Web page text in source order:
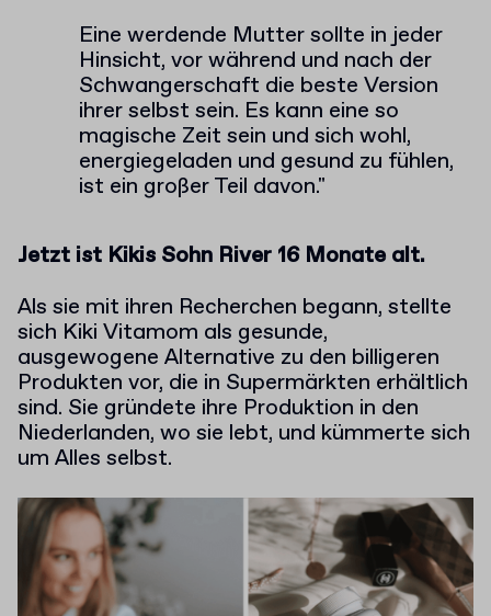
Eine werdende Mutter sollte in jeder
Hinsicht, vor während und nach der
Schwangerschaft die beste Version
ihrer selbst sein. Es kann eine so
magische Zeit sein und sich wohl,
energiegeladen und gesund zu fühlen,
ist ein großer Teil davon."
Jetzt ist Kikis Sohn River 16 Monate alt.
Als sie mit ihren Recherchen begann, stellte
sich Kiki Vitamom als gesunde,
ausgewogene Alternative zu den billigeren
Produkten vor, die in Supermärkten erhältlich
sind. Sie gründete ihre Produktion in den
Niederlanden, wo sie lebt, und kümmerte sich
um Alles selbst.